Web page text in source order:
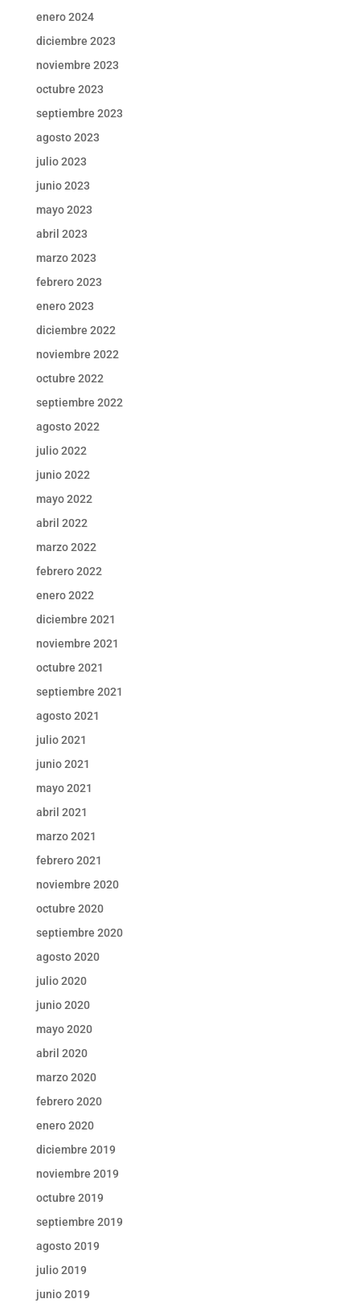
enero 2024
diciembre 2023
noviembre 2023
octubre 2023
septiembre 2023
agosto 2023
julio 2023
junio 2023
mayo 2023
abril 2023
marzo 2023
febrero 2023
enero 2023
diciembre 2022
noviembre 2022
octubre 2022
septiembre 2022
agosto 2022
julio 2022
junio 2022
mayo 2022
abril 2022
marzo 2022
febrero 2022
enero 2022
diciembre 2021
noviembre 2021
octubre 2021
septiembre 2021
agosto 2021
julio 2021
junio 2021
mayo 2021
abril 2021
marzo 2021
febrero 2021
noviembre 2020
octubre 2020
septiembre 2020
agosto 2020
julio 2020
junio 2020
mayo 2020
abril 2020
marzo 2020
febrero 2020
enero 2020
diciembre 2019
noviembre 2019
octubre 2019
septiembre 2019
agosto 2019
julio 2019
junio 2019